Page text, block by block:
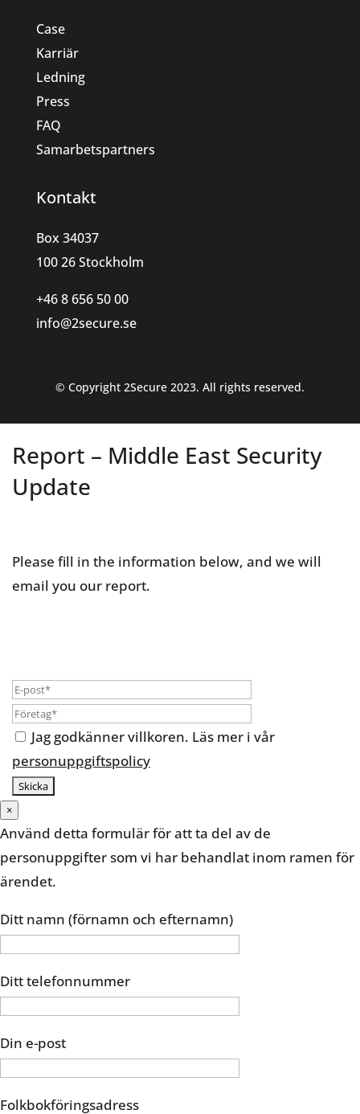
Case
Karriär
Ledning
Press
FAQ
Samarbetspartners
Kontakt
Box 34037
100 26 Stockholm
+46 8 656 50 00
info@2secure.se
© Copyright 2Secure 2023. All rights reserved.
Report – Middle East Security
Update
Please fill in the information below, and we will
email you our report.
Jag godkänner villkoren. Läs mer i vår
personuppgiftspolicy
×
Använd detta formulär för att ta del av de
personuppgifter som vi har behandlat inom ramen för
ärendet.
Ditt namn (förnamn och efternamn)
Ditt telefonnummer
Din e-post
Folkbokföringsadress